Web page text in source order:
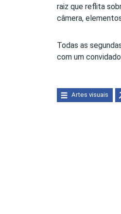
raiz que reflita
câmera,
Todas as
com um
Artes visuais